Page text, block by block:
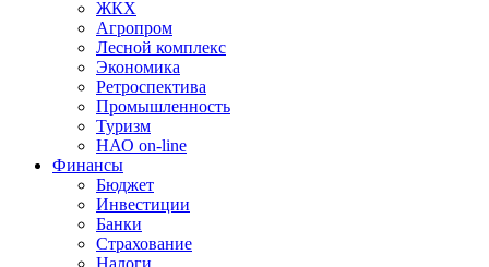
ЖКХ
Агропром
Лесной комплекс
Экономика
Ретроспектива
Промышленность
Туризм
НАО on-line
Финансы
Бюджет
Инвестиции
Банки
Страхование
Налоги